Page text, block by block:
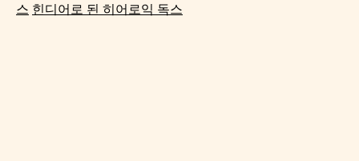
스 힌디어로 된 히어로익 독스